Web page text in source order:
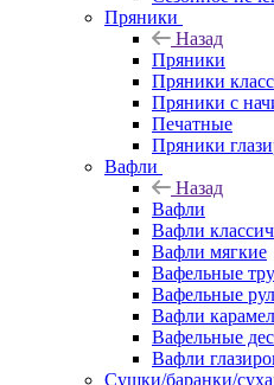
Пряники
Назад
Пряники
Пряники
Пряники с
Печатные
Пряники
Вафли
Назад
Вафли
Вафли
Вафли мягкие
Вафельные
Вафельные
Вафли
Вафельные
Вафли
Сушки/баранки/